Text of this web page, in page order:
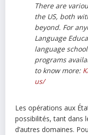
There are
the US, both
beyond. For
Language
language
programs
to know more:
us/
Les opérations aux
possibilités, tant dans
d’autres domaines.